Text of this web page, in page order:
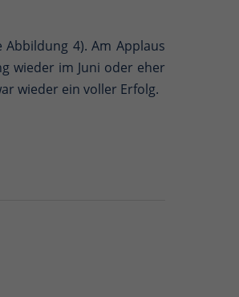
4). Am Applaus
wieder im Juni oder eher
wieder ein voller Erfolg.